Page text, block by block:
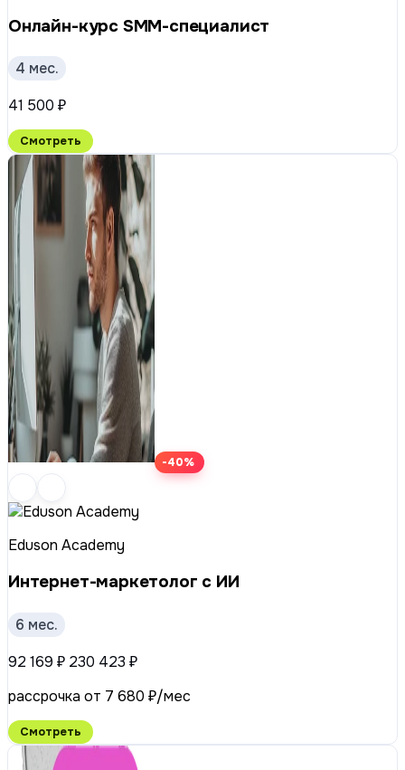
Онлайн-курс SMM-специалист
4 мес.
41 500 ₽
Смотреть
-40%
Eduson Academy
Интернет-маркетолог с ИИ
6 мес.
92 169 ₽ 230 423 ₽
рассрочка от 7 680 ₽/мес
Смотреть